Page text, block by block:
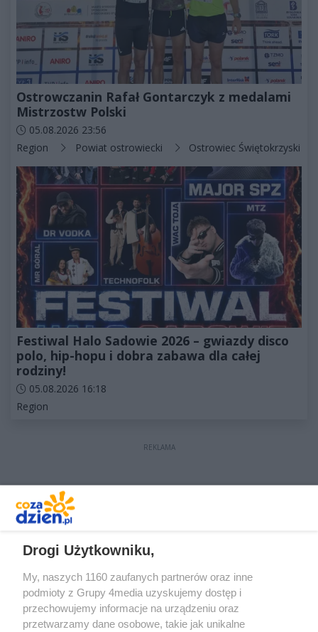
Ostrowczanin Rafał Gontarczyk z medalami
Mistrzostw Polski
Data dodania artykułu:
05.08.2026 23:56
Kategorie artykułu:
Region Powiat ostrowiecki Ostrowiec Świętokrzyski
Festiwal Halo Sadowie 2026 – gwiazdy disco
polo, hip-hopu i dobra zabawa dla całej
rodziny!
Data dodania artykułu:
05.08.2026 16:18
Kategorie artykułu:
Region
REKLAMA
Drogi Użytkowniku,
My, naszych 1160 zaufanych partnerów oraz inne
podmioty z Grupy 4media uzyskujemy dostęp i
przechowujemy informacje na urządzeniu oraz
przetwarzamy dane osobowe, takie jak unikalne